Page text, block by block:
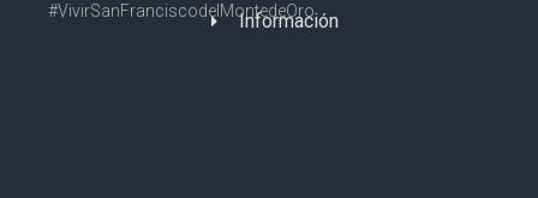
#VivirSanFranciscodelMontedeOro
Información